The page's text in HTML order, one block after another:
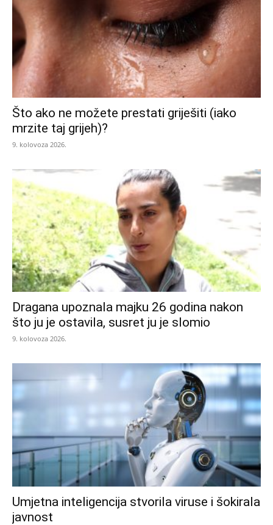
Što ako ne možete prestati griješiti (iako
mrzite taj grijeh)?
9. kolovoza 2026.
Dragana upoznala majku 26 godina nakon
što ju je ostavila, susret ju je slomio
9. kolovoza 2026.
Umjetna inteligencija stvorila viruse i šokirala
javnost